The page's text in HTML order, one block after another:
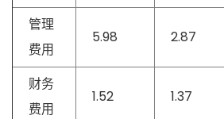
管理
费用
5.98 2.87
财务
费用
1.52 1.37